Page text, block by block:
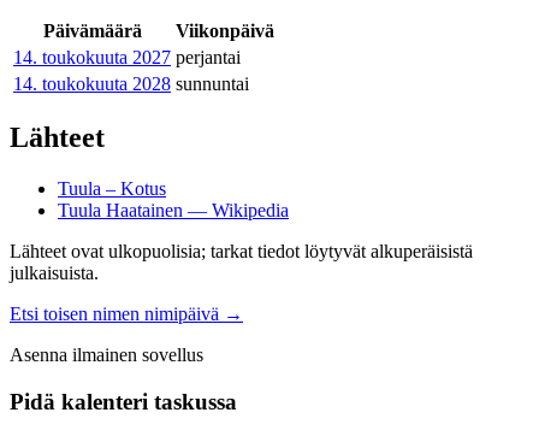
Päivämäärä
Viikonpäivä
14. toukokuuta 2027 perjantai
14. toukokuuta 2028 sunnuntai
Lähteet
Tuula – Kotus
Tuula Haatainen — Wikipedia
Lähteet ovat ulkopuolisia; tarkat tiedot löytyvät alkuperäisistä
julkaisuista.
Etsi toisen nimen nimipäivä →
Asenna ilmainen sovellus
Pidä kalenteri taskussa